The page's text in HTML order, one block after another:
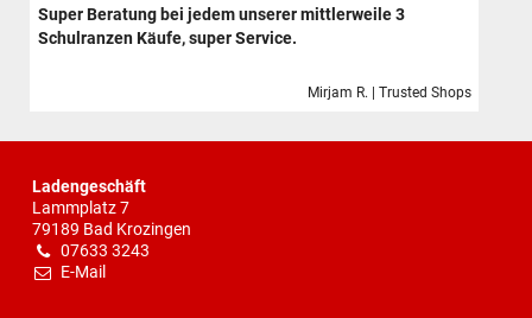
Super Beratung bei jedem unserer mittlerweile 3
Schulranzen Käufe, super Service.
Mirjam R. | Trusted Shops
Ladengeschäft
Lammplatz 7
79189 Bad Krozingen
07633 3243
E-Mail